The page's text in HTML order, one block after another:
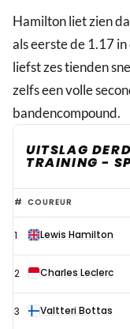
Hamilton liet zien
als eerste de 1.17
liefst zes tienden
zelfs een volle
bandencompound.
UITSLAG
TRAINING -
Verstappen
zevende
in
door
gedomineerde
# COUREUR
1 Lewis Hamilton
2 Charles Leclerc
3 Valtteri Bottas